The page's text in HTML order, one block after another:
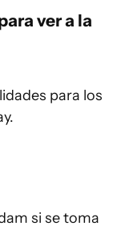
ver a la
para los
si se toma